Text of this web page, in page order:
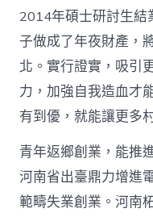
2014年碩士研討生結
子做成了年夜財產，
北。實行證實，吸引
力，加強自我造血才
有到優，就能讓更多
青年返鄉創業，能推
河南省出臺鼎力增進
範疇失業創業。河南